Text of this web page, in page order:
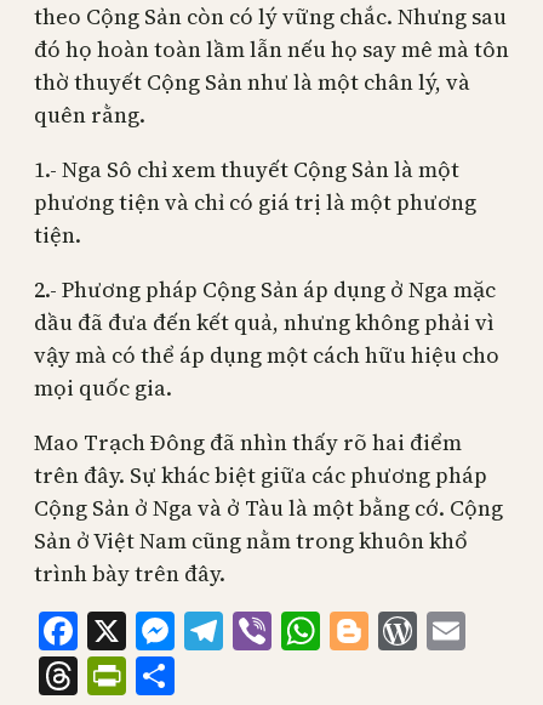
theo Cộng Sản còn có lý vững chắc. Nhưng sau
đó họ hoàn toàn lầm lẫn nếu họ say mê mà tôn
thờ thuyết Cộng Sản như là một chân lý, và
quên rằng.
1.- Nga Sô chỉ xem thuyết Cộng Sản là một
phương tiện và chỉ có giá trị là một phương
tiện.
2.- Phương pháp Cộng Sản áp dụng ở Nga mặc
dầu đã đưa đến kết quả, nhưng không phải vì
vậy mà có thể áp dụng một cách hữu hiệu cho
mọi quốc gia.
Mao Trạch Đông đã nhìn thấy rõ hai điểm
trên đây. Sự khác biệt giữa các phương pháp
Cộng Sản ở Nga và ở Tàu là một bằng cớ. Cộng
Sản ở Việt Nam cũng nằm trong khuôn khổ
trình bày trên đây.
Facebook
X Messenger
Telegram
ViberWhatsApp
Blogger
ThreadsPrintFriendly